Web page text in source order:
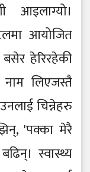
आइलाग्यो।
आयोजित
हेरिरहेकी
लिएजस्तै
चिन्नेहरु
'पक्का मेरै
स्वास्थ्य